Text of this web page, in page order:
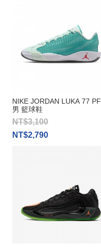
NIKE JORDAN LUKA 77 PF
男 籃球鞋
NT$3,100
NT$2,790